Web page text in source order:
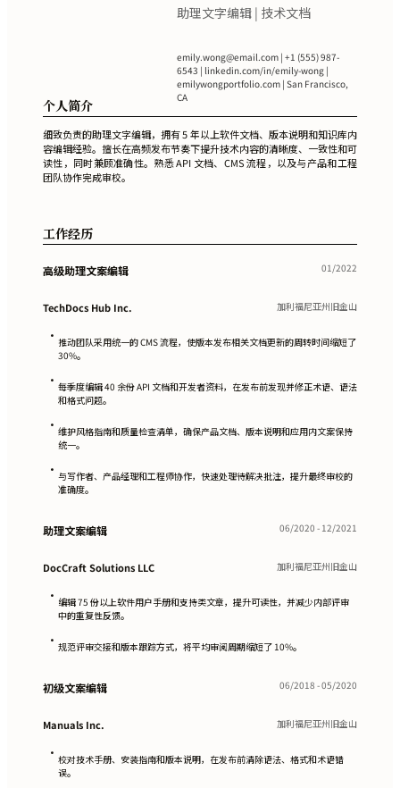
助理文字编辑 | 技术文档
emily.wong@email.com | +1 (555) 987-
6543 | linkedin.com/in/emily-wong |
emilywongportfolio.com | San Francisco,
CA
个人简介
细致负责的助理文字编辑，拥有 5 年以上软件文档、版本说明和知识库内
容编辑经验。擅长在高频发布节奏下提升技术内容的清晰度、一致性和可
读性，同时兼顾准确性。熟悉 API 文档、CMS 流程，以及与产品和工程
团队协作完成审校。
工作经历
高级助理文案编辑 01/2022
TechDocs Hub Inc. 加利福尼亚州旧金山
• 推动团队采用统一的 CMS 流程，使版本发布相关文档更新的周转时间缩短了
30%。
• 每季度编辑 40 余份 API 文档和开发者资料，在发布前发现并修正术语、语法
和格式问题。
• 维护风格指南和质量检查清单，确保产品文档、版本说明和应用内文案保持
统一。
• 与写作者、产品经理和工程师协作，快速处理待解决批注，提升最终审校的
准确度。
助理文案编辑 06/2020 - 12/2021
DocCraft Solutions LLC 加利福尼亚州旧金山
• 编辑 75 份以上软件用户手册和支持类文章，提升可读性，并减少内部评审
中的重复性反馈。
• 规范评审交接和版本跟踪方式，将平均审阅周期缩短了 10%。
初级文案编辑 06/2018 - 05/2020
Manuals Inc. 加利福尼亚州旧金山
• 校对技术手册、安装指南和版本说明，在发布前清除语法、格式和术语错
误。